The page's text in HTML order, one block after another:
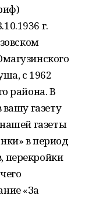
г.
с 1962
района. В
газету
газеты
в период
перекройки
«За